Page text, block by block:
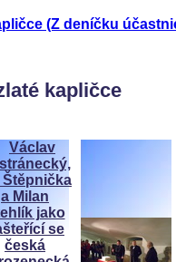
(Z deníčku
kapličce